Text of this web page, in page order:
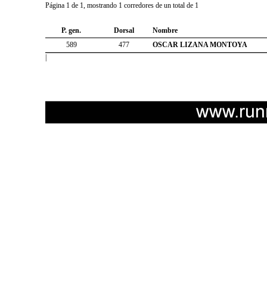
Página 1 de 1, mostrando 1 corredores de un total de 1
P. gen. Dorsal
Nombre
589
477
OSCAR LIZANA MONTOYA
|